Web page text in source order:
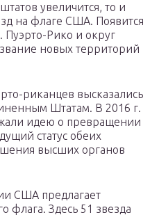
увеличится, то и
на флаге США. Появится
Пуэрто-Рико и округ
новых территорий
риканцев высказались
Штатам. В 2016 г.
идею о превращении
статус обеих
высших органов
США предлагает
флага. Здесь 51 звезда